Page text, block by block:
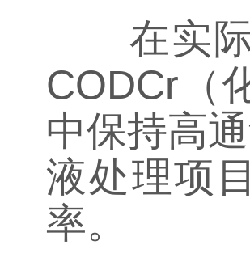
在实际
CODCr（
中保持高
液处理项
率。